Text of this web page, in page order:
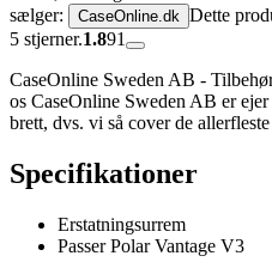
sælger:
CaseOnline.dk Dette
5 stjerner.1.891
CaseOnline Sweden AB -
os CaseOnline Sweden AB er
brett, dvs. vi så cover de
Specifikationer
Erstatningsurrem
Passer Polar Vantage V3